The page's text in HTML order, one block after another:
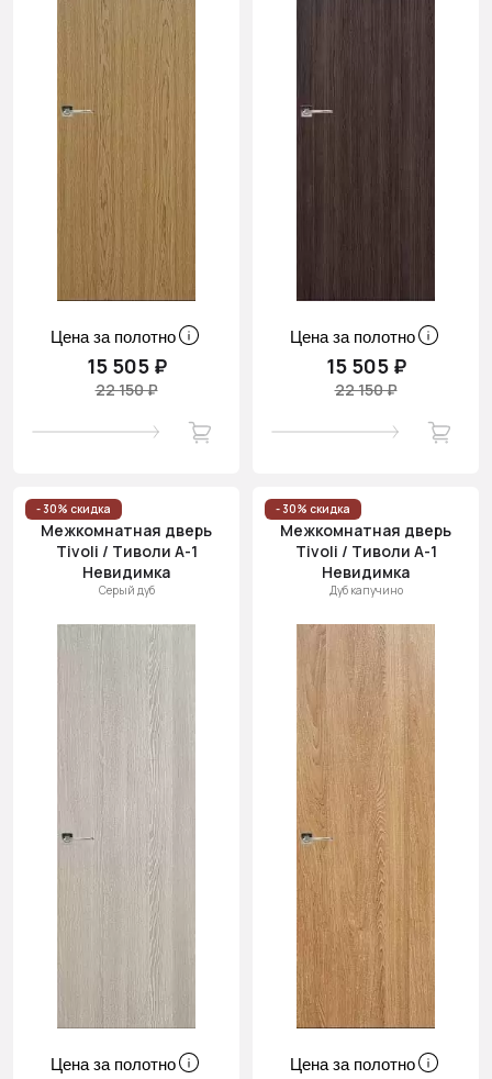
Цена за полотно
15 505 ₽
22 150 ₽
Цена за полотно
15 505 ₽
22 150 ₽
- 30% скидка
Межкомнатная дверь
Tivoli / Тиволи А-1
Невидимка
Серый дуб
Цена за полотно
- 30% скидка
Межкомнатная дверь
Tivoli / Тиволи А-1
Невидимка
Дуб капучино
Цена за полотно